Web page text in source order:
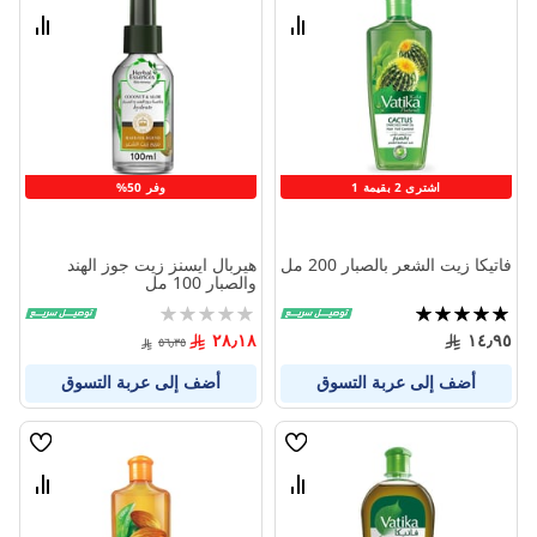
اشترى 2 بقيمة 1
قارن
فاتيكا زيت الشعر بالصبار 200 مل
تقييم:
100%
١٤٫٩٥
أضف إلى عربة التسوق
وفر 50%
قارن
هيربال ايسنز زيت جوز الهند
والصبار 100 مل
Rating:
0%
٢٨٫١٨ ٥٦٫٣٥
أضف إلى عربة التسوق
قائمة
قارن
قائمة
قارن